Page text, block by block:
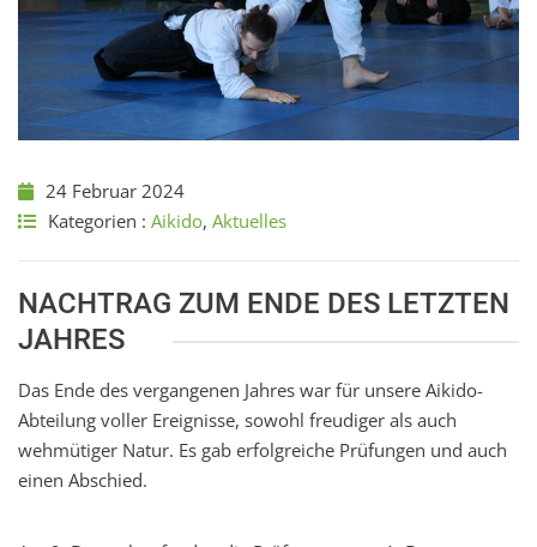
24 Februar 2024
Kategorien : Aikido, Aktuelles
NACHTRAG ZUM ENDE DES LETZTEN
JAHRES
Das Ende des vergangenen Jahres war für unsere Aikido-
Abteilung voller Ereignisse, sowohl freudiger als auch
wehmütiger Natur. Es gab erfolgreiche Prüfungen und auch
einen Abschied.